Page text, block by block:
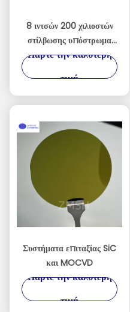
8 ιντσών 200 χιλιοστών
στίλβωσης υπόστρωμα
πλινθώματος καρβιδίου
Πάρτε την καλύτερη
τιμή
Συστήματα επιταξίας SiC
και MOCVD
Πάρτε την καλύτερη
τιμή